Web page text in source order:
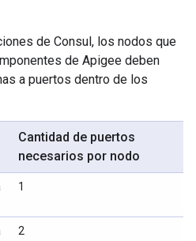
de Consul, los nodos que
de Apigee deben
a puertos dentro de los
Cantidad de puertos
necesarios por nodo
1
2